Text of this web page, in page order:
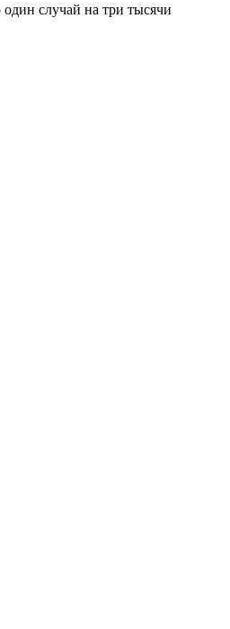
случай на три тысячи